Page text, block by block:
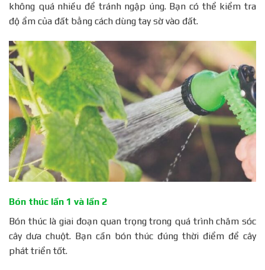
không quá nhiều để tránh ngập úng. Bạn có thể kiểm tra
độ ẩm của đất bằng cách dùng tay sờ vào đất.
Bón thúc lần 1 và lần 2
Bón thúc là giai đoạn quan trọng trong quá trình chăm sóc
cây dưa chuột. Bạn cần bón thúc đúng thời điểm để cây
phát triển tốt.